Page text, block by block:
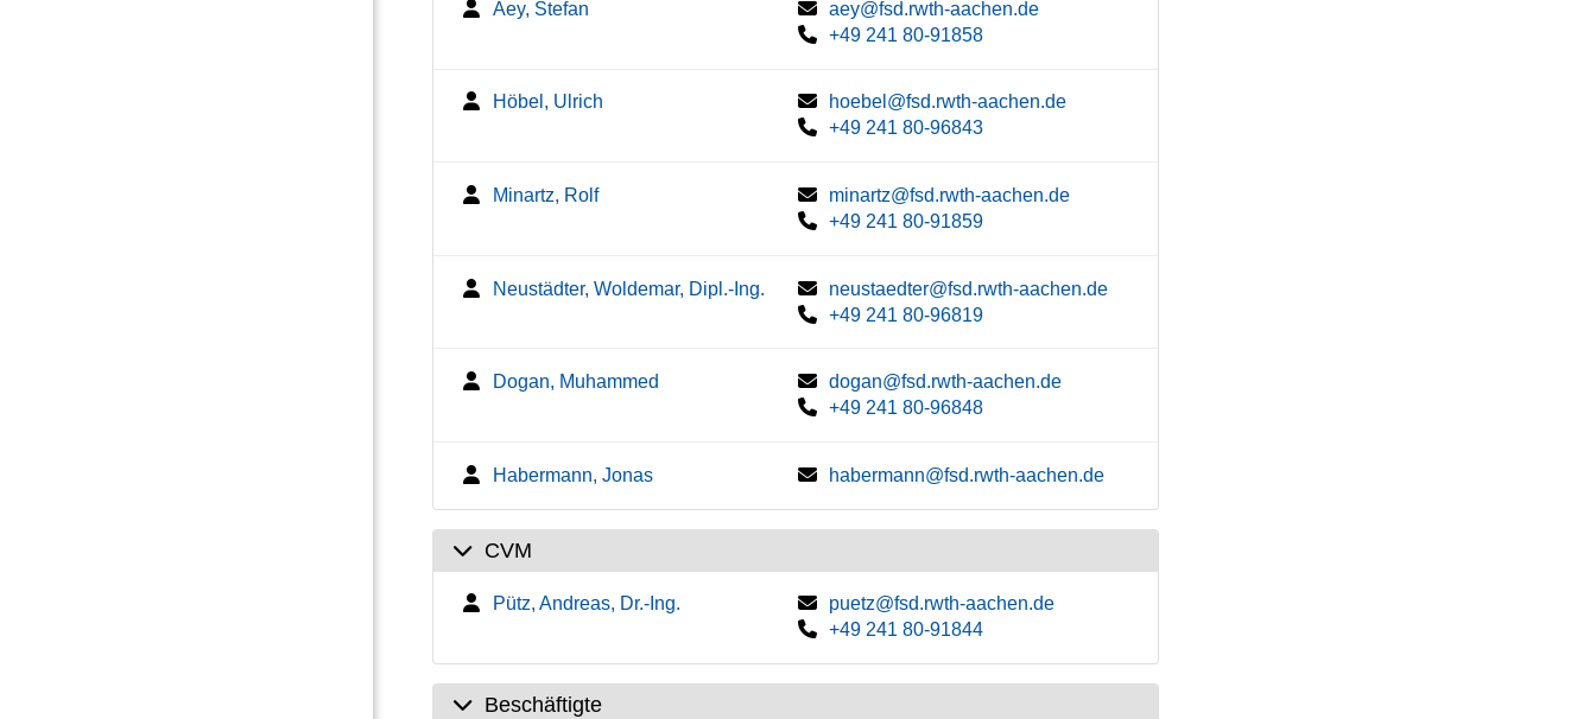
Aey, Stefan
aey@fsd.rwth-aachen.de
+49 241 80-91858
Höbel, Ulrich
hoebel@fsd.rwth-aachen.de
+49 241 80-96843
Minartz, Rolf
minartz@fsd.rwth-aachen.de
+49 241 80-91859
Neustädter, Woldemar, Dipl.-Ing.
neustaedter@fsd.rwth-aachen.de
+49 241 80-96819
Dogan, Muhammed
dogan@fsd.rwth-aachen.de
+49 241 80-96848
Habermann, Jonas habermann@fsd.rwth-aachen.de
CVM
Pütz, Andreas, Dr.-Ing.
puetz@fsd.rwth-aachen.de
+49 241 80-91844
Beschäftigte